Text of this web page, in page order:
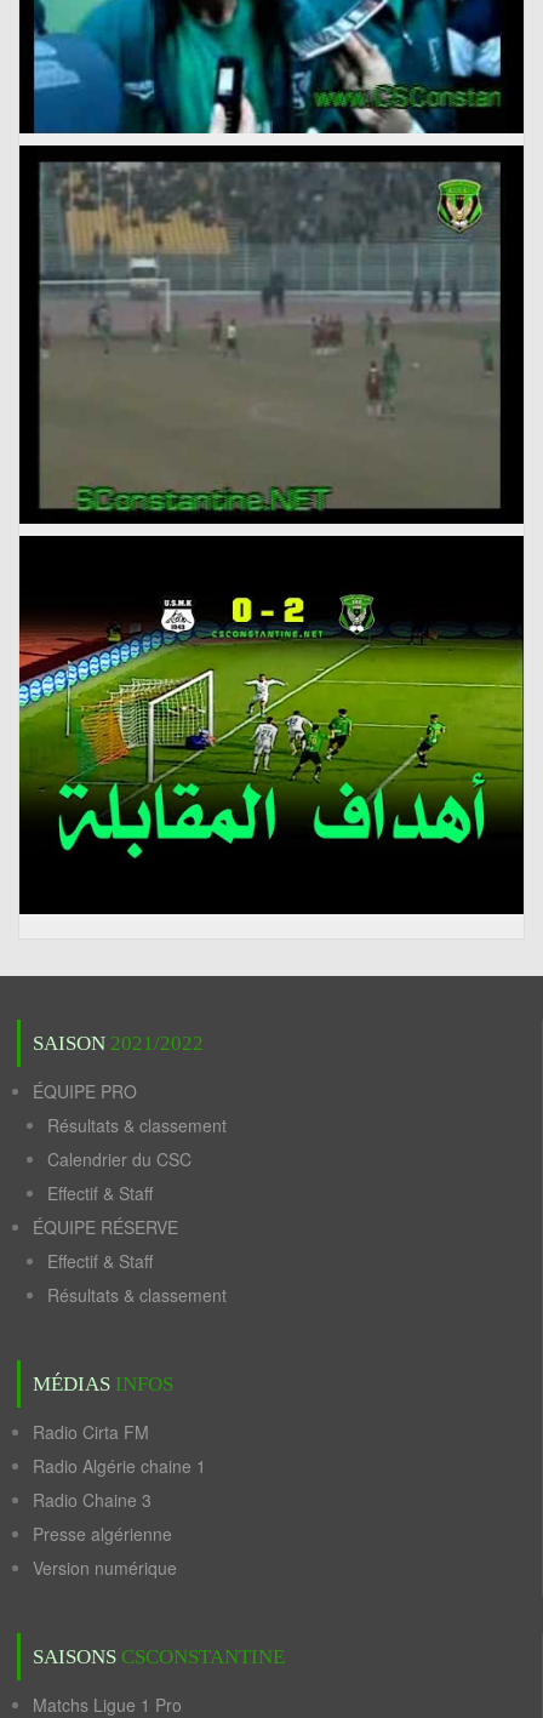
SAISON 2021/2022
ÉQUIPE PRO
Résultats & classement
Calendrier du CSC
Effectif & Staff
ÉQUIPE RÉSERVE
Effectif & Staff
Résultats & classement
MÉDIAS INFOS
Radio Cirta FM
Radio Algérie chaine 1
Radio Chaine 3
Presse algérienne
Version numérique
SAISONS CSCONSTANTINE
Matchs Ligue 1 Pro